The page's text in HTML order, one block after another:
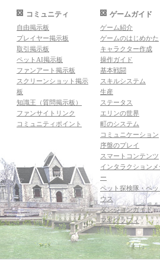
コミュニティ
自由掲示板
プレイヤー掲示板
取引掲示板
ペットAI掲示板
ファンアート掲示板
スクリーンショット掲示
板
知識王（質問掲示板）
ファンサイトリンク
コミュニティポイント
ゲームガイド
ゲーム紹介
ゲームのはじめかた
キャラクター作成
操作ガイド
基本戦闘
スキルシステム
生産
ステータス
エリンの世界
町のシステム
コミュニケーション
序盤のプレイ
スマートコンテンツ
インタラクションメ
ー
ペット探検隊・ペッ
ウス
ダンジョンガイド
マギグラフィ